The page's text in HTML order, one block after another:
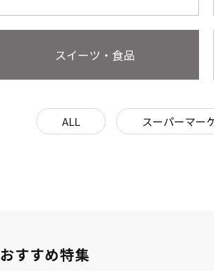
スイーツ・食品
ALL スーパーマー
おすすめ特集